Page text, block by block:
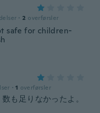
· 2 overførsler
safe for children-
· 1 overførsler
も足りなかったよ。